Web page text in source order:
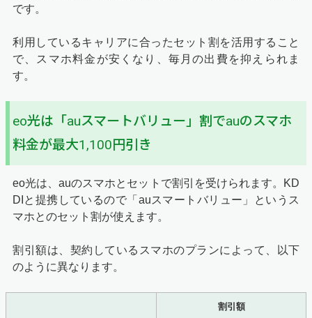
です。
利用しているキャリアに合ったセット割を活用すること
で、スマホ料金が安くなり、毎月の出費を抑えられま
す。
eo光は「auスマートバリュー」割でauのスマホ
料金が最大1,100円引き
eo光は、auのスマホとセットで割引を受けられます。KD
DIと提携しているので「auスマートバリュー」というス
マホとのセット割が使えます。
割引額は、契約しているスマホのプランによって、以下
のように異なります。
割引額